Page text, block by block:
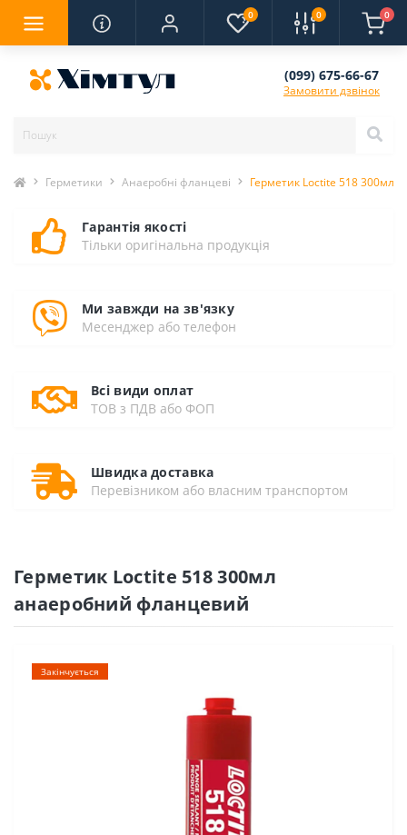
0 0 0
(099) 675-66-67
Замовити дзвінок
Герметики Анаєробні фланцеві Герметик Loctite 518 300мл
Гарантія якості
Тільки оригінальна продукція
Ми завжди на зв'язку
Месенджер або телефон
Всі види оплат
ТОВ з ПДВ або ФОП
Швидка доставка
Перевізником або власним транспортом
Герметик Loctite 518 300мл
анаеробний фланцевий
Закінчується